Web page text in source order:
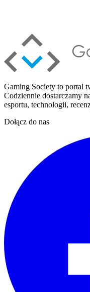
Gaming Society to portal
Codziennie dostarczamy
esportu, technologii,
Dołącz do nas